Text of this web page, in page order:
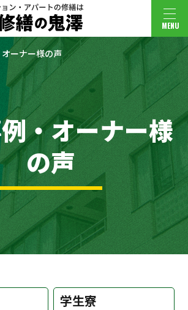
MENU
ーナー様の声
・オーナー様
の声
学生寮